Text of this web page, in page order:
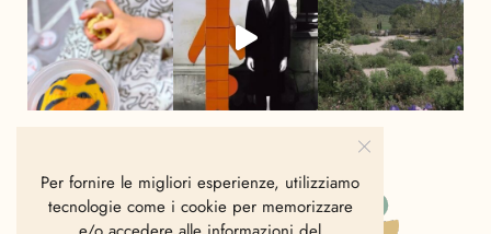
Per fornire le migliori esperienze, utilizziamo
tecnologie come i cookie per memorizzare